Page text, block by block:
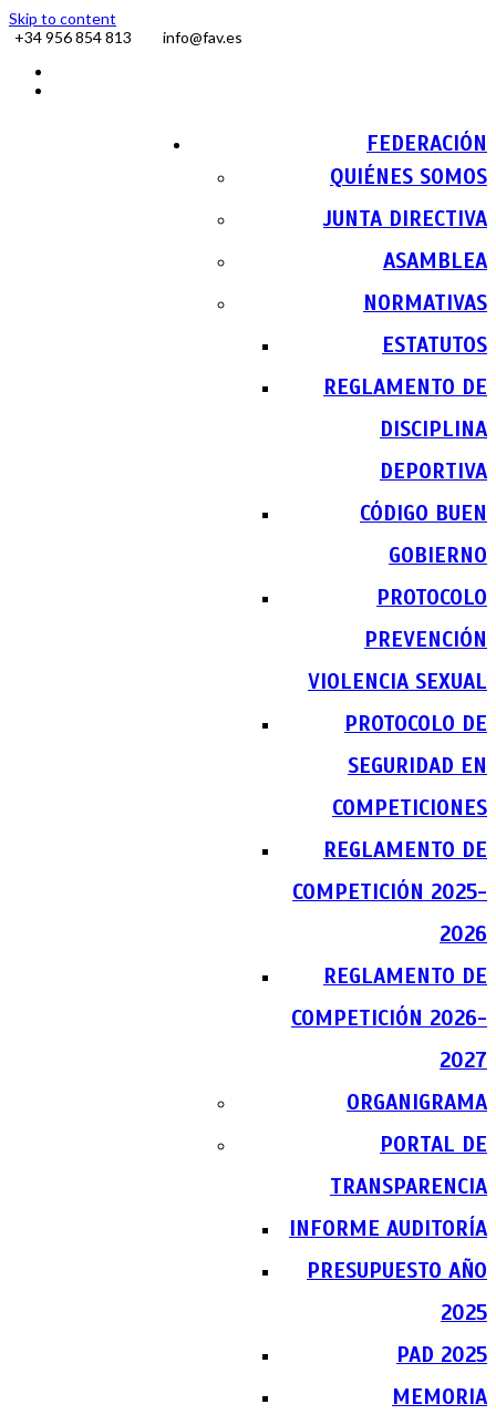
Skip to content
+34 956 854 813
info@fav.es
FEDERACIÓN
QUIÉNES SOMOS
JUNTA DIRECTIVA
ASAMBLEA
NORMATIVAS
ESTATUTOS
REGLAMENTO DE
DISCIPLINA
DEPORTIVA
CÓDIGO BUEN
GOBIERNO
PROTOCOLO
PREVENCIÓN
VIOLENCIA SEXUAL
PROTOCOLO DE
SEGURIDAD EN
COMPETICIONES
REGLAMENTO DE
COMPETICIÓN 2025-
2026
REGLAMENTO DE
COMPETICIÓN 2026-
2027
ORGANIGRAMA
PORTAL DE
TRANSPARENCIA
INFORME AUDITORÍA
PRESUPUESTO AÑO
2025
PAD 2025
MEMORIA